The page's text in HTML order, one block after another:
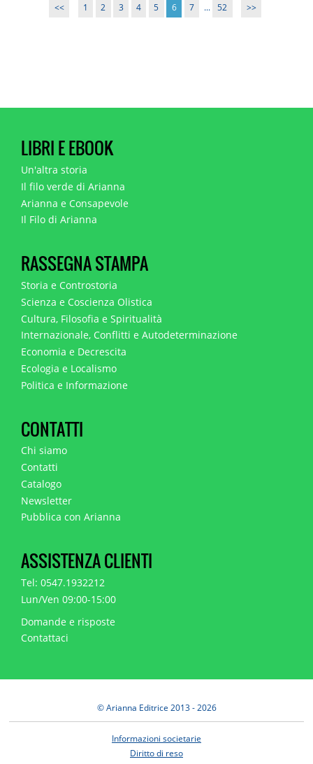
<< 1 2 3 4 5 6 7 ... 52 >>
LIBRI E EBOOK
Un'altra storia
Il filo verde di Arianna
Arianna e Consapevole
Il Filo di Arianna
RASSEGNA STAMPA
Storia e Controstoria
Scienza e Coscienza Olistica
Cultura, Filosofia e Spiritualità
Internazionale, Conflitti e Autodeterminazione
Economia e Decrescita
Ecologia e Localismo
Politica e Informazione
CONTATTI
Chi siamo
Contatti
Catalogo
Newsletter
Pubblica con Arianna
ASSISTENZA CLIENTI
Tel: 0547.1932212
Lun/Ven 09:00-15:00
Domande e risposte
Contattaci
© Arianna Editrice 2013 - 2026
Informazioni societarie
Diritto di reso